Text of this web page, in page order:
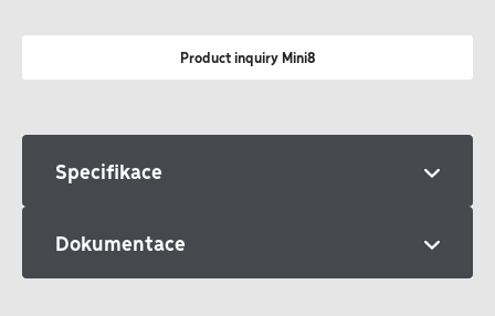
Product inquiry Mini8
Specifikace
Dokumentace